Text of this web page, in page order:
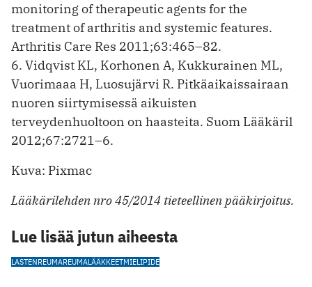
monitoring of therapeutic agents for the
treatment of arthritis and systemic features.
Arthritis Care Res 2011;63:465–82.
6. Vidqvist KL, Korhonen A, Kukkurainen ML,
Vuorimaaa H, Luosujärvi R. Pitkäaikaissairaan
nuoren siirtymisessä aikuisten
terveydenhuoltoon on haasteita. Suom Lääkäril
2012;67:2721–6.
Kuva: Pixmac
Lääkärilehden nro 45/2014 tieteellinen pääkirjoitus.
Lue lisää jutun aiheesta
LASTENREUMAREUMALÄÄKKEETMIELIPIDE